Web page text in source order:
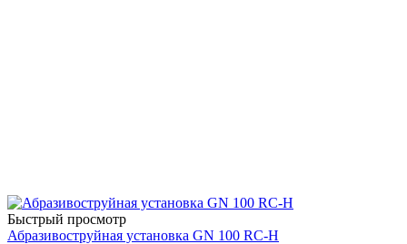
Быстрый просмотр
Абразивоструйная установка GN 100 RC-H